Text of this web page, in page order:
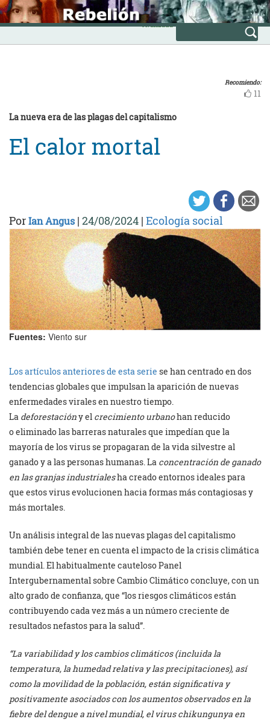
Skip
to
content
INICIO
Avanzada
Recomiendo:
11
La nueva era de las plagas del capitalismo
El calor mortal
PorIan Angus | 24/08/2024 | Ecología social
Fuentes: Viento sur
Los artículos anteriores de esta serie se han centrado en dos
tendencias globales que impulsan la aparición de nuevas
enfermedades virales en nuestro tiempo.
La deforestacióny el crecimiento urbanohan reducido
o eliminado las barreras naturales que impedían que la
mayoría de los virus se propagaran de la vida silvestre al
ganado y a las personas humanas. La concentración de ganado
en las granjas industrialesha creado entornos ideales para
que estos virus evolucionen hacia formas más contagiosas y
más mortales.
Un análisis integral de las nuevas plagas del capitalismo
también debe tener en cuenta el impacto de la crisis climática
mundial. El habitualmente cauteloso Panel
Intergubernamental sobre Cambio Climático concluye, con un
alto grado de confianza, que “los riesgos climáticos están
contribuyendo cada vez más a un número creciente de
resultados nefastos para la salud”.
“La variabilidad y los cambios climáticos (incluida la
temperatura, la humedad relativa y las precipitaciones), así
como la movilidad de la población, están significativa y
positivamente asociados con los aumentos observados en la
fiebre del dengue a nivel mundial, el virus chikungunya en